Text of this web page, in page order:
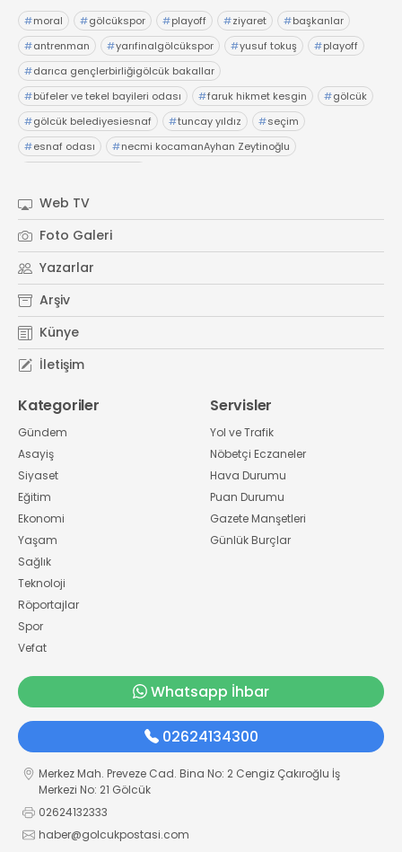
#moral #gölcükspor #playoff #ziyaret #başkanlar
#antrenman #yarıfinalgölcükspor #yusuf tokuş #playoff
#darıca gençlerbirliğigölcük bakallar
#büfeler ve tekel bayileri odası #faruk hikmet kesgin #gölcük
#gölcük belediyesiesnaf #tuncay yıldız #seçim
#esnaf odası #necmi kocamanAyhan Zeytinoğlu
Web TV
Foto Galeri
Yazarlar
Arşiv
Künye
İletişim
Kategoriler
Gündem
Asayiş
Siyaset
Eğitim
Ekonomi
Yaşam
Sağlık
Teknoloji
Röportajlar
Spor
Vefat
Servisler
Yol ve Trafik
Nöbetçi Eczaneler
Hava Durumu
Puan Durumu
Gazete Manşetleri
Günlük Burçlar
Whatsapp İhbar
02624134300
Merkez Mah. Preveze Cad. Bina No: 2 Cengiz Çakıroğlu İş
Merkezi No: 21 Gölcük
02624132333
haber@golcukpostasi.com